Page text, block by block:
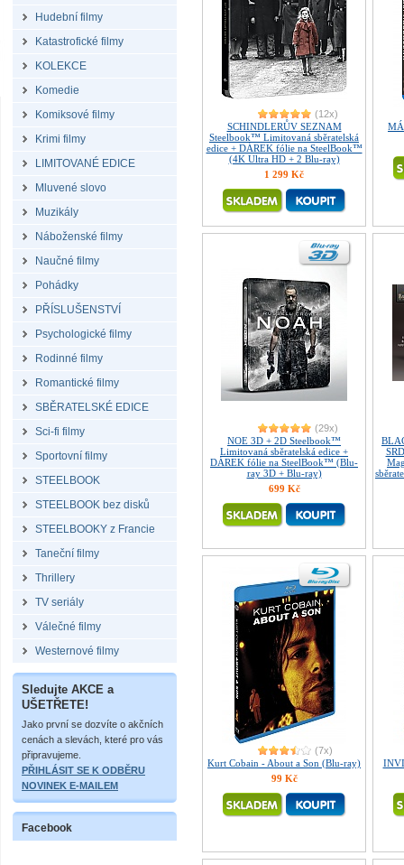
Hudební filmy
Katastrofické filmy
KOLEKCE
Komedie
Komiksové filmy
Krimi filmy
LIMITOVANÉ EDICE
Mluvené slovo
Muzikály
Náboženské filmy
Naučné filmy
Pohádky
PŘÍSLUŠENSTVÍ
Psychologické filmy
Rodinné filmy
Romantické filmy
SBĚRATELSKÉ EDICE
Sci-fi filmy
Sportovní filmy
STEELBOOK
STEELBOOK bez disků
STEELBOOKY z Francie
Taneční filmy
Thrillery
TV seriály
Válečné filmy
Westernové filmy
Sledujte AKCE a
UŠETŘETE!
Jako první se dozvíte o akčních
cenách a slevách, které pro vás
připravujeme.
PŘIHLÁSIT SE K ODBĚRU
NOVINEK E-MAILEM
Facebook
(12x)
SCHINDLERŮV SEZNAM
Steelbook™ Limitovaná sběratelská
edice + DÁREK fólie na SteelBook™
(4K Ultra HD + 2 Blu-ray)
1 299 Kč
(29x)
NOE 3D + 2D Steelbook™
Limitovaná sběratelská edice +
DÁREK fólie na SteelBook™ (Blu-
ray 3D + Blu-ray)
699 Kč
(7x)
Kurt Cobain - About a Son (Blu-ray)
99 Kč